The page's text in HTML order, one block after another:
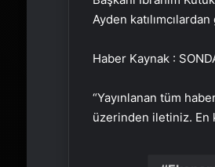
Ayden
Haber Kaynak :
“Yayınlanan tüm
üzerinden iletiniz. En